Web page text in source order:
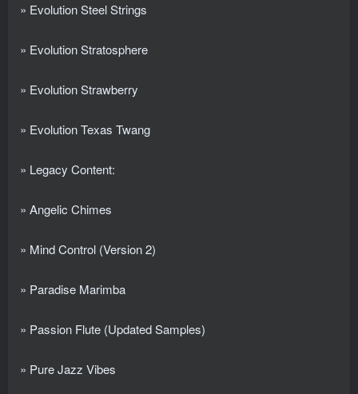
» Evolution Steel Strings
» Evolution Stratosphere
» Evolution Strawberry
» Evolution Texas Twang
» Legacy Content:
» Angelic Chimes
» Mind Control (Version 2)
» Paradise Marimba
» Passion Flute (Updated Samples)
» Pure Jazz Vibes